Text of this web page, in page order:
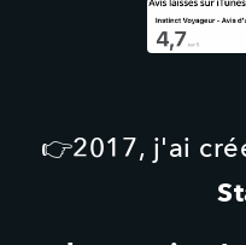
👉2017, j'ai